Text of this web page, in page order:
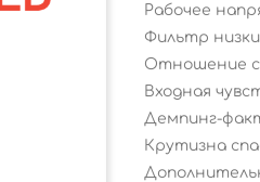
Рабочее
Фильтр
Отношение
Входная
Демпинг-
Крутизна